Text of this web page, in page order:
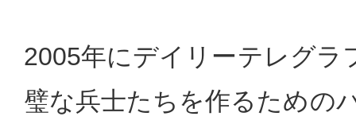
2005年にデイリーテレグラ
璧な兵士たちを作るための